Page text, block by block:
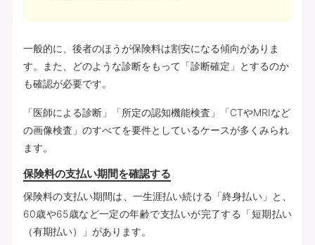
一般的に、後者のほうが保険料は割安になる傾向がありま
す。また、どのような診断をもって「診断確定」とするのか
も確認が必要です。
「医師による診断」「所定の認知機能検査」「CTやMRIなど
の画像検査」のすべてを要件としているケースが多くみられ
ます。
保険料の支払い期間を確認する
保険料の支払い期間は、一生涯払い続ける「終身払い」と、
60歳や65歳など一定の年齢で支払いが完了する「短期払い
（有期払い）」があります。